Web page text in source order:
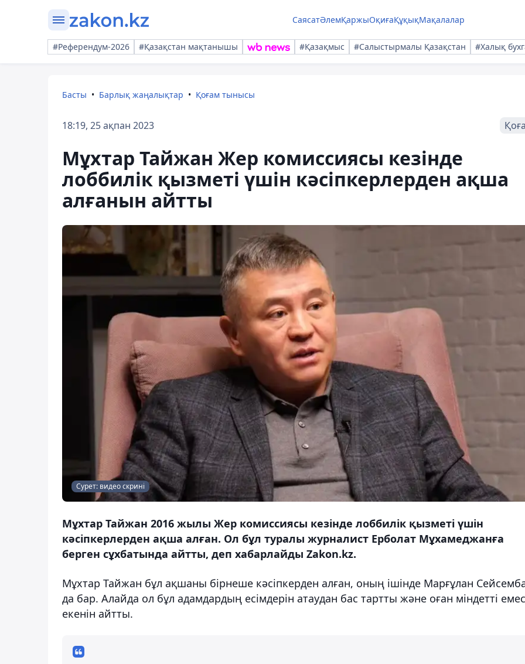
СаясатӘлемҚаржыОқиғаҚұқықМақалалар
#Референдум-2026 #Қазақстан мақтанышы #Қазақмыс #Салыстырмалы Қазақстан #Халық
Басты Барлық жаңалықтар Қоғам тынысы
18:19, 25 ақпан 2023
Мұхтар Тайжан Жер комиссиясы кезінде
лоббилік қызметі үшін кәсіпкерлерден ақша
алғанын айтты
Сурет: видео скрині
Мұхтар Тайжан 2016 жылы Жер комиссиясы кезінде лоббилік қызметі үшін
кәсіпкерлерден ақша алған. Ол бұл туралы журналист Ерболат Мұхамеджанға
берген сұхбатында айтты, деп хабарлайды Zakon.kz.
Мұхтар Тайжан бұл ақшаны бірнеше кәсіпкерден алған, оның ішінде Марғұлан
да бар. Алайда ол бұл адамдардың есімдерін атаудан бас тартты және оған міндетті емес
екенін айтты.